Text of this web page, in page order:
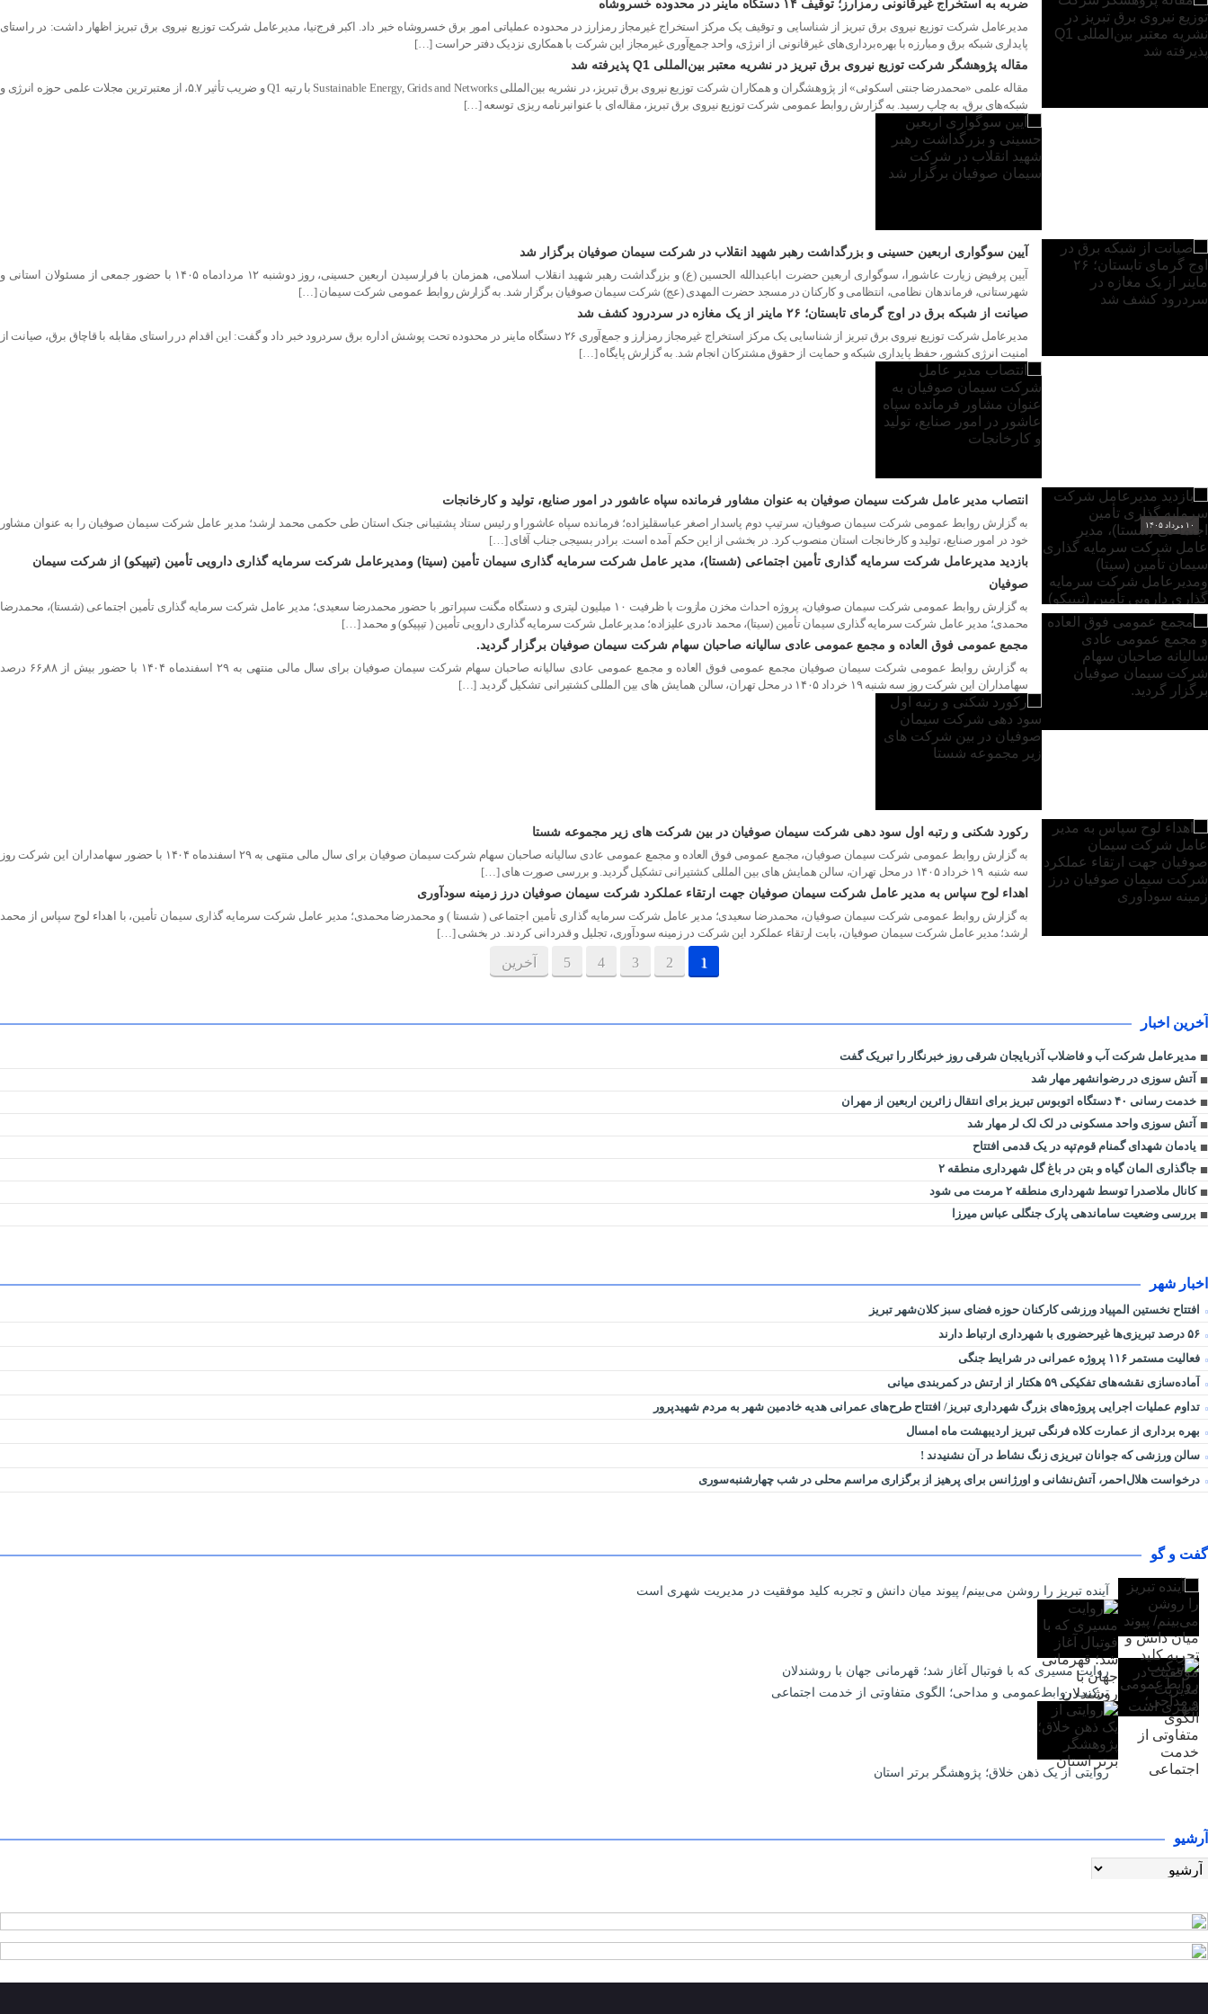
ضربه به استخراج غیرقانونی رمزارز؛ توقیف ۱۴ دستگاه ماینر در محدوده خسروشاه
مدیرعامل شرکت توزیع نیروی برق تبریز از شناسایی و توقیف یک مرکز استخراج غیرمجاز رمزارز در محدوده عملیاتی امور برق خسروشاه خبر داد. اکبر فرج‌نیا، مدیرعامل شرکت توزیع نیروی برق تبریز اظهار داشت: در راستای
پایداری شبکه برق و مبارزه با بهره‌برداری‌های غیرقانونی از انرژی، واحد جمع‌آوری غیرمجاز این شرکت با همکاری نزدیک دفتر حراست […]
مقاله پژوهشگر شرکت توزیع نیروی برق تبریز در نشریه معتبر بین‌المللی Q1 پذیرفته شد
مقاله علمی «محمدرضا جنتی اسکوئی» از پژوهشگران و همکاران شرکت توزیع نیروی برق تبریز، در نشریه بین‌المللی Sustainable Energy, Grids and Networks با رتبه Q1 و ضریب تأثیر ۵.۷، از معتبرترین مجلات علمی حوزه انرژی و
شبکه‌های برق، به چاپ رسید. به گزارش روابط عمومی شرکت توزیع نیروی برق تبریز، مقاله‌ای با عنوانبرنامه ریزی توسعه […]
آیین سوگواری اربعین حسینی و بزرگداشت رهبر شهید انقلاب در شرکت سیمان صوفیان برگزار شد
آیین پرفیض زیارت عاشورا، سوگواری اربعین حضرت اباعبدالله الحسین (ع) و بزرگداشت رهبر شهید انقلاب اسلامی، همزمان با فرارسیدن اربعین حسینی، روز دوشنبه ۱۲ مردادماه ۱۴۰۵ با حضور جمعی از مسئولان استانی و
شهرستانی، فرماندهان نظامی، انتظامی و کارکنان در مسجد حضرت المهدی (عج) شرکت سیمان صوفیان برگزار شد. به گزارش روابط عمومی شرکت سیمان […]
صیانت از شبکه برق در اوج گرمای تابستان؛ ۲۶ ماینر از یک مغازه در سردرود کشف شد
مدیرعامل شرکت توزیع نیروی برق تبریز از شناسایی یک مرکز استخراج غیرمجاز رمزارز و جمع‌آوری ۲۶ دستگاه ماینر در محدوده تحت پوشش اداره برق سردرود خبر داد و گفت: این اقدام در راستای مقابله با قاچاق برق، صیانت از
امنیت انرژی کشور، حفظ پایداری شبکه و حمایت از حقوق مشترکان انجام شد. به گزارش پایگاه […]۱۰ مرداد ۱۴۰۵
انتصاب مدیر عامل شرکت سیمان صوفیان به عنوان مشاور فرمانده سپاه عاشور در امور صنایع، تولید و کارخانجات
به گزارش روابط عمومی شرکت سیمان صوفیان، سرتیپ دوم پاسدار اصغر عباسقلیزاده؛ فرمانده سپاه عاشورا و رئیس ستاد پشتیبانی جنک استان طی حکمی محمد ارشد؛ مدیر عامل شرکت سیمان صوفیان را به عنوان مشاور
خود در امور صنایع، تولید و کارخانجات استان منصوب کرد. در بخشی از این حکم آمده است. برادر بسیجی جناب آقای […]
۱۰ مرداد ۱۴۰۵
بازدید مدیرعامل شرکت سرمایه گذاری تأمین اجتماعی (شستا)، مدیر عامل شرکت سرمایه گذاری سیمان تأمین (سیتا) ومدیرعامل شرکت سرمایه گذاری دارویی تأمین (تیپیکو) از شرکت سیمان
صوفیان
به گزارش روابط عمومی شرکت سیمان صوفیان، پروژه احداث مخزن مازوت با ظرفیت ۱۰ میلیون لیتری و دستگاه مگنت سپراتور با حضور محمدرضا سعیدی؛ مدیر عامل شرکت سرمایه گذاری تأمین اجتماعی (شستا)، محمدرضا
محمدی؛ مدیر عامل شرکت سرمایه گذاری سیمان تأمین (سیتا)، محمد نادری علیزاده؛ مدیرعامل شرکت سرمایه گذاری دارویی تأمین ( تیپیکو) و محمد […]
۱۰ مرداد ۱۴۰۵
مجمع عمومی فوق العاده و مجمع عمومی عادی سالیانه صاحبان سهام شرکت سیمان صوفیان برگزار گردید.
به گزارش روابط عمومی شرکت سیمان صوفیان مجمع عمومی فوق العاده و مجمع عمومی عادی سالیانه صاحبان سهام شرکت سیمان صوفیان برای سال مالی منتهی به ۲۹ اسفندماه ۱۴۰۴ با حضور بیش از ۶۶٫۸۸ درصد
سهامداران این شرکت روز سه شنبه ۱۹ خرداد ۱۴۰۵ در محل تهران، سالن همایش های بین المللی کشتیرانی تشکیل گردید. […]
رکورد شکنی و رتبه اول سود دهی شرکت سیمان صوفیان در بین شرکت های زیر مجموعه شستا
به گزارش روابط عمومی شرکت سیمان صوفیان، مجمع عمومی فوق العاده و مجمع عمومی عادی سالیانه صاحبان سهام شرکت سیمان صوفیان برای سال مالی منتهی به ۲۹ اسفندماه ۱۴۰۴ با حضور سهامداران این شرکت روز
سه شنبه ۱۹ خرداد ۱۴۰۵ در محل تهران، سالن همایش های بین المللی کشتیرانی تشکیل گردید. و بررسی صورت های […]
اهداء لوح سپاس به مدیر عامل شرکت سیمان صوفیان جهت ارتقاء عملکرد شرکت سیمان صوفیان درز زمینه سودآوری
به گزارش روابط عمومی شرکت سیمان صوفیان، محمدرضا سعیدی؛ مدیر عامل شرکت سرمایه گذاری تأمین اجتماعی ( شستا ) و محمدرضا محمدی؛ مدیر عامل شرکت سرمایه گذاری سیمان تأمین، با اهداء لوح سپاس از محمد
ارشد؛ مدیر عامل شرکت سیمان صوفیان، بابت ارتقاء عملکرد این شرکت در زمینه سودآوری، تجلیل و قدردانی کردند. در بخشی […]
1
2
3
4
5 آخرین
آخرین اخبار
مدیرعامل شرکت آب و فاضلاب آذربایجان شرقی روز خبرنگار را تبریک گفت
آتش سوزی در رضوانشهر مهار شد
خدمت رسانی ۴۰ دستگاه اتوبوس تبریز برای انتقال زائرین اربعین از مهران
آتش سوزی واحد مسکونی در لک لک لر مهار شد
یادمان شهدای گمنام قوم‌تپه در یک قدمی افتتاح
جاگذاری المان گیاه و بتن در باغ گل شهرداری منطقه ۲
کانال ملاصدرا توسط شهرداری منطقه ۲ مرمت می شود
بررسی وضعیت ساماندهی پارک جنگلی عباس میرزا
اخبار شهر
افتتاح نخستین المپیاد ورزشی کارکنان حوزه فضای سبز کلان‌شهر تبریز
فعالیت مستمر ۱۱۶ پروژه عمرانی در شرایط جنگی
آماده‌سازی نقشه‌های تفکیکی ۵۹ هکتار از ارتش در کمربندی میانی
تداوم عملیات اجرایی پروژه‌های بزرگ شهرداری تبریز/ افتتاح طرح‌های عمرانی هدیه خادمین شهر به مردم شهیدپرور
بهره برداری از عمارت کلاه فرنگی تبریز اردیبهشت ماه امسال
سالن ورزشی که جوانان تبریزی زنگ نشاط در آن نشنیدند !
درخواست هلال‌احمر، آتش‌نشانی و اورژانس برای پرهیز از برگزاری مراسم محلی در شب چهارشنبه‌سوری
گفت و گو
آینده تبریز را روشن می‌بینم/ پیوند میان دانش و تجربه کلید موفقیت در مدیریت شهری است
روایت مسیری که با فوتبال آغاز شد؛ قهرمانی جهان با روشندلان
ترکیب روابط‌عمومی و مداحی؛ الگوی متفاوتی از خدمت اجتماعی
روایتی از یک ذهن خلاق؛ پژوهشگر برتر استان
آرشیو